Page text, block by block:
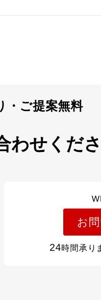
わせくだ
お
24時間承り